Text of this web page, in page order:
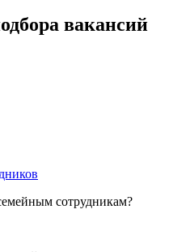
вакансий
сотрудникам?